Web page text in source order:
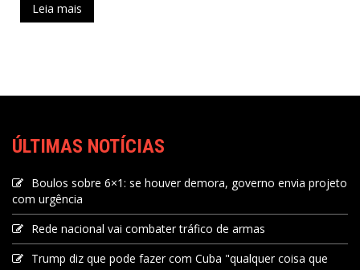
Leia mais
ÚLTIMAS NOTÍCIAS
Boulos sobre 6×1: se houver demora, governo envia projeto
com urgência
Rede nacional vai combater tráfico de armas
Trump diz que pode fazer com Cuba "qualquer coisa que